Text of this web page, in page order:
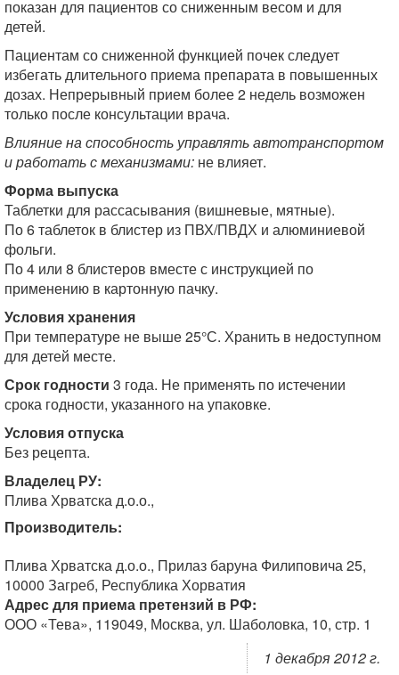
показан для пациентов со сниженным весом и для
детей.
Пациентам со сниженной функцией почек следует
избегать длительного приема препарата в повышенных
дозах. Непрерывный прием более 2 недель возможен
только после консультации врача.
Влияние на способность управлять автотранспортом
и работать с механизмами: не влияет.
Форма выпуска
Таблетки для рассасывания (вишневые, мятные).
По 6 таблеток в блистер из ПВХ/ПВДХ и алюминиевой
фольги.
По 4 или 8 блистеров вместе с инструкцией по
применению в картонную пачку.
Условия хранения
При температуре не выше 25°С. Хранить в недоступном
для детей месте.
Срок годности 3 года. Не применять по истечении
срока годности, указанного на упаковке.
Условия отпуска
Без рецепта.
Владелец РУ:
Плива Хрватска д.о.о.,
Производитель:
Плива Хрватска д.о.о., Прилаз баруна Филиповича 25,
10000 Загреб, Республика Хорватия
Адрес для приема претензий в РФ:
ООО «Тева», 119049, Москва, ул. Шаболовка, 10, стр. 1
1 декабря 2012 г.